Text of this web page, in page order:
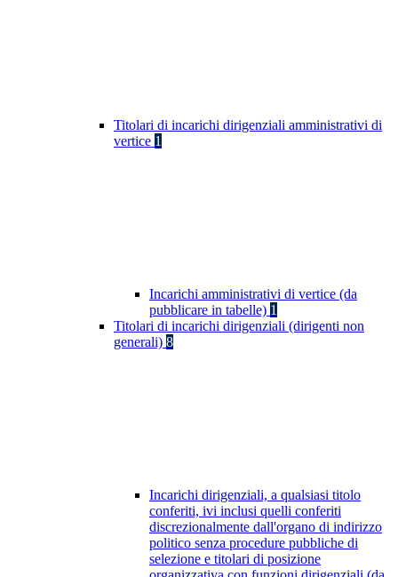
Titolari di incarichi dirigenziali amministrativi di
vertice 1
Incarichi amministrativi di vertice (da
pubblicare in tabelle) 1
Titolari di incarichi dirigenziali (dirigenti non
generali) 8
Incarichi dirigenziali, a qualsiasi titolo
conferiti, ivi inclusi quelli conferiti
discrezionalmente dall'organo di indirizzo
politico senza procedure pubbliche di
selezione e titolari di posizione